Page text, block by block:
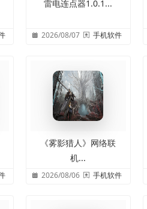
雷电连点器1.0.1...
2026/08/07 手机软件
《雾影猎人》网络联
机...
2026/08/06 手机软件